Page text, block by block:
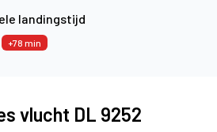
landingstijd
+78 min
vlucht DL 9252